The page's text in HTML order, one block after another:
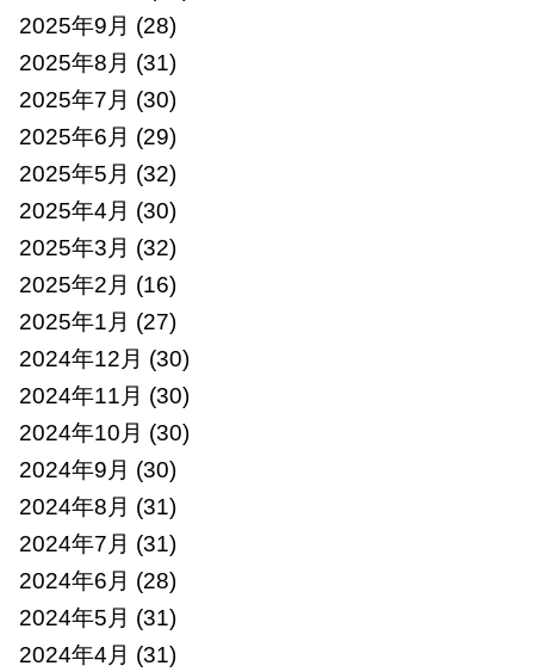
2025年9月 (28)
2025年8月 (31)
2025年7月 (30)
2025年6月 (29)
2025年5月 (32)
2025年4月 (30)
2025年3月 (32)
2025年2月 (16)
2025年1月 (27)
2024年12月 (30)
2024年11月 (30)
2024年10月 (30)
2024年9月 (30)
2024年8月 (31)
2024年7月 (31)
2024年6月 (28)
2024年5月 (31)
2024年4月 (31)